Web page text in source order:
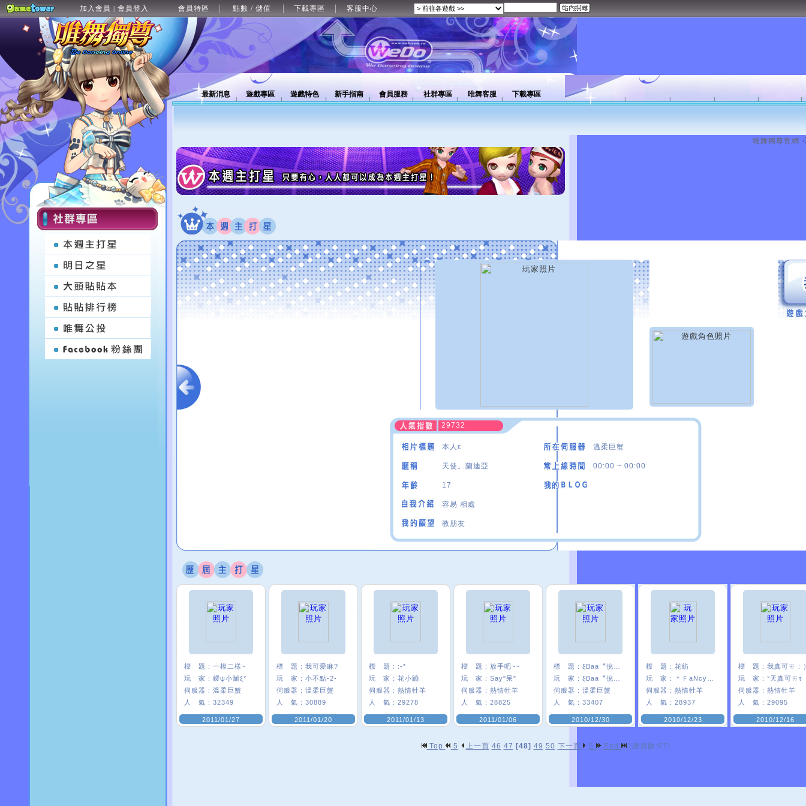
加入會員 | 會員登入 會員特區 點數 / 儲值 下載專區 客服中心
最新消息 遊戲專區 遊戲特色 新手指南 會員服務 社群專區 唯舞客服 下載專區
唯舞獨尊官網
29732
本人ε 溫柔巨蟹
天使。蘭迪亞 00:00 ~ 00:00
17
容易 相處
教朋友
標 題： 一模二樣~
玩 家： 鑀ψ小蹦ξ°
伺服器： 溫柔巨蟹
人 氣： 32349
2011/01/27
標 題： 我可愛麻?
玩 家： 小不點-2-
伺服器： 溫柔巨蟹
人 氣： 30889
2011/01/20
標 題： :-*
玩 家： 花小蹦
伺服器： 熱情牡羊
人 氣： 29278
2011/01/13
標 題： 放手吧~~
玩 家： Say"呆"
伺服器： 熱情牡羊
人 氣： 28825
2011/01/06
標 題：
玩 家：
伺服器： 溫柔巨蟹
人 氣： 33407
2010/12/30
標 題： 花紡
玩 家：
伺服器： 熱情牡羊
人 氣： 28937
2010/12/23
標 題： 我真可ㄞ：
玩 家： °天真可ㄞτ
伺服器： 熱情牡羊
人 氣： 29095
2010/12/16
Top 5 上一頁 46 47 [48] 49 50 下一頁 5 End (總頁數:67)